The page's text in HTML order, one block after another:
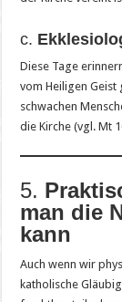
c.
Diese Tage
vom Heiligen Geist
schwachen
die Kirche (vgl. Mt
5.
man die
kann
Auch wenn wir
katholische